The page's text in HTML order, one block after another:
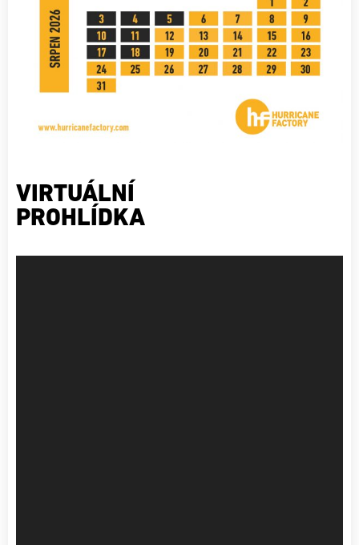
VIRTUÁLNÍ
PROHLÍDKA